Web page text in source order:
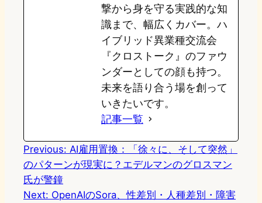
撃から身を守る実践的な知
識まで、幅広くカバー。ハ
イブリッド異業種交流会
『クロストーク』のファウ
ンダーとしての顔も持つ。
未来を語り合う場を創って
いきたいです。
記事一覧
Previous: AI雇用置換：「徐々に、そして突然」
のパターンが現実に？エデルマンのグロスマン
氏が警鐘
Next: OpenAIのSora、性差別・人種差別・障害